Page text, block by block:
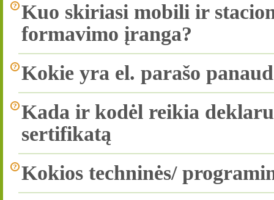
Kuo skiriasi mobili ir
formavimo įranga?
Kokie yra el. parašo
Kada ir kodėl reikia
sertifikatą
Kokios techninės/